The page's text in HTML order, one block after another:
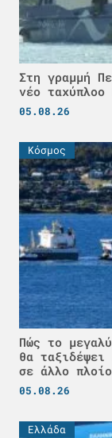
Στη γραμμή
νέο
05.08.26
Κόσμος
Πώς το
θα ταξιδέψει
σε άλλο πλοίο
05.08.26
Ελλάδα